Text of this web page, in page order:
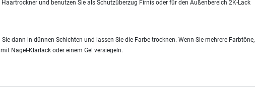
und benutzen Sie als Schutzüberzug Firnis oder für den Außenbereich 2K-Lack
dann in dünnen Schichten und lassen Sie die Farbe trocknen. Wenn Sie mehrere Farbtöne,
Nagel-Klarlack oder einem Gel versiegeln.